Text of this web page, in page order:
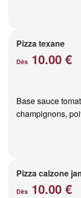
Pizza texane
Dès 10.00 €
Base sauce
champignons,
Pizza calzone
Dès 10.00 €